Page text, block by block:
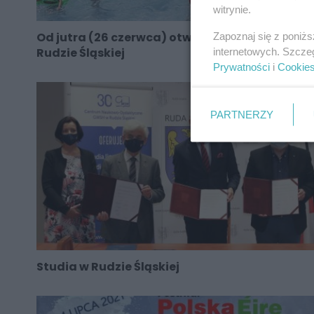
Od jutra (26 czerwca) otwarcie basenu w
Rudzie Śląskiej
Studia w Rudzie Śląskiej
witrynie.
Zapoznaj się z
internetowych.
Prywatności i Cookies
PARTNERZY